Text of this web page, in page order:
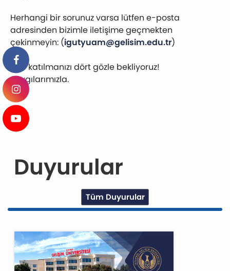
Herhangi bir sorunuz varsa lütfen e-posta
adresinden bizimle iletişime geçmekten
çekinmeyin: (igutyuam@gelisim.edu.tr)
Bize katılmanızı dört gözle bekliyoruz!
Saygılarımızla.
Duyurular
Tüm Duyurular